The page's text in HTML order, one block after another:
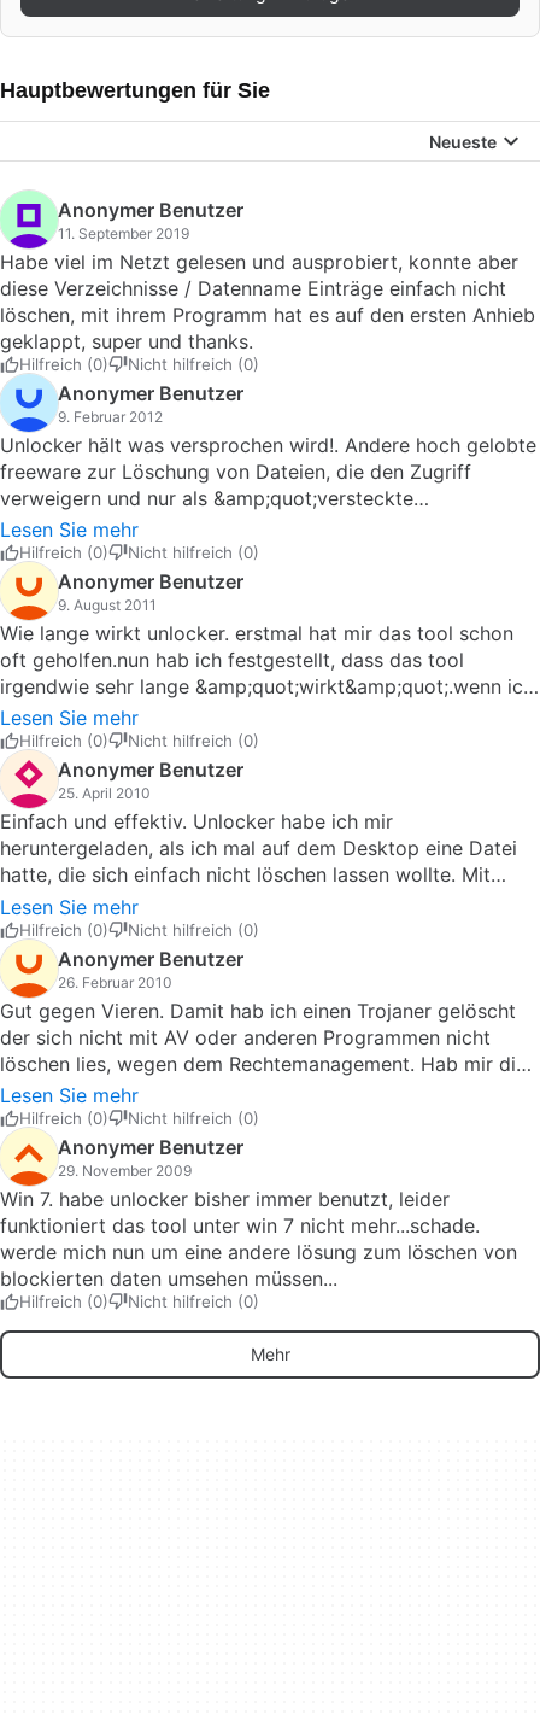
Hauptbewertungen für Sie
Neueste
Anonymer Benutzer
11. September 2019
Habe viel im Netzt gelesen und ausprobiert, konnte aber
diese Verzeichnisse / Datenname Einträge einfach nicht
löschen, mit ihrem Programm hat es auf den ersten Anhieb
geklappt, super und thanks.
Hilfreich (0) Nicht hilfreich (0)
Anonymer Benutzer
9. Februar 2012
Unlocker hält was versprochen wird!. Andere hoch gelobte
freeware zur Löschung von Dateien, die den Zugriff
verweigern und nur als &amp;quot;versteckte
Datei&amp;quot; zu finden sind, haben im Endeffekt den
Virus nicht gelöscht. Unlocker jedoch sofort, ohne
Komplikationen!Endlich ein Tool, mit dem man den PC von
Viren und sich selbst installierten Programmen frei
bekommt. Unlocker kann ich nur empfehlen.
Lesen Sie mehr
Hilfreich (0) Nicht hilfreich (0)
Anonymer Benutzer
9. August 2011
Wie lange wirkt unlocker. erstmal hat mir das tool schon
oft geholfen.nun hab ich festgestellt, dass das tool
irgendwie sehr lange &amp;quot;wirkt&amp;quot;.wenn ich
auf einen Ordner &amp;quot;unlock&amp;quot; ausgeführt
und den ordner gelöscht habe - dann hab ich
festgestellt:wenn ich den Ordner mit gleichem Namen
wieder anlege - und er blockiert ist - dann kann man ihn
trotzdem löschen - ohne Unlocker nochmal auszuführen.Ist
&amp;quot;Unlock&amp;quot; auf einen Ordner bis zum
nächseten Reboot wirksam, auch wenn der Ordner bereits
mal gelöscht wurde=
Lesen Sie mehr
Hilfreich (0) Nicht hilfreich (0)
Anonymer Benutzer
25. April 2010
Einfach und effektiv. Unlocker habe ich mir
heruntergeladen, als ich mal auf dem Desktop eine Datei
hatte, die sich einfach nicht löschen lassen wollte. Mit
diesem Programm ging es dann binnen Sekunden, was
mich sehr gewundert hat. Vor allem spricht dieses Tool die
Leute durch seine Einfachheit und Schnelligkeit an: Es wird
nicht zigmal nachgefragt, ob man dies und das wirklich tun
möchte und sich jener Konsequenz bewusst sei, sondern
einfach gehandelt. Aufpassen muss man bei den
Systemdateien, aber von denen lässt man besser die
Finger. Pros: Einfach, schnell und zuverlässig Cons: Kann
durch seine brutale Vorgehensweise in der Hand von Laien
schnell Schaden anrichten.
Lesen Sie mehr
Hilfreich (0) Nicht hilfreich (0)
Anonymer Benutzer
26. Februar 2010
Gut gegen Vieren. Damit hab ich einen Trojaner gelöscht
der sich nicht mit AV oder anderen Programmen nicht
löschen lies, wegen dem Rechtemanagement. Hab mir die
Portable Version 1.88 geladen so hab ich das jetzt auf USB
Stick und kann mir und Freunden immer bei so was helfen!
Weiß aber nicht ob die Version jetzt auf Windows 7
funktioniert. Pros: Die Vorteile sind klar das Löschen von
Trojanern, Vieren ect. Wenn man sie erstmal identifiziert
hat. Cons: Sollte schon Windows Kenntnisse voraussetzen
sonnst wird es für das BS gefährlich!
Lesen Sie mehr
Hilfreich (0) Nicht hilfreich (0)
Anonymer Benutzer
29. November 2009
Win 7. habe unlocker bisher immer benutzt, leider
funktioniert das tool unter win 7 nicht mehr...schade.
werde mich nun um eine andere lösung zum löschen von
blockierten daten umsehen müssen...
Hilfreich (0) Nicht hilfreich (0)
Mehr